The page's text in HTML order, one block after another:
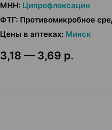
МНН: Ципрофлоксацин
ФТГ: Противомикробное
Цены в аптеках: Минск
3,18 — 3,69 р.